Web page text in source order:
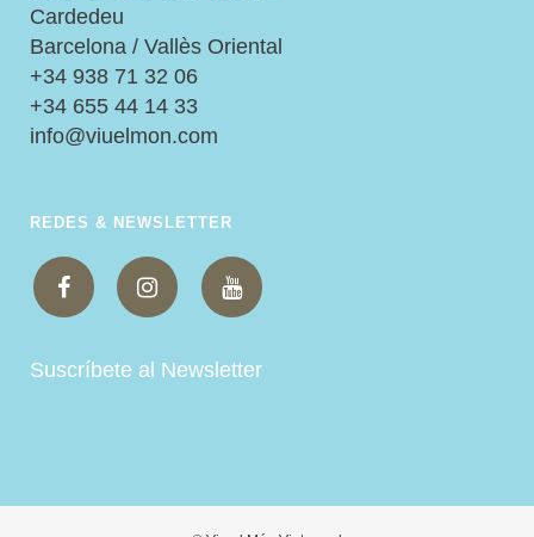
Cardedeu
Barcelona / Vallès Oriental
+34 938 71 32 06
+34 655 44 14 33
info@viuelmon.com
REDES & NEWSLETTER
Suscríbete al Newsletter